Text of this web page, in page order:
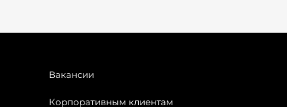
Вакансии
Корпоративным клиентам